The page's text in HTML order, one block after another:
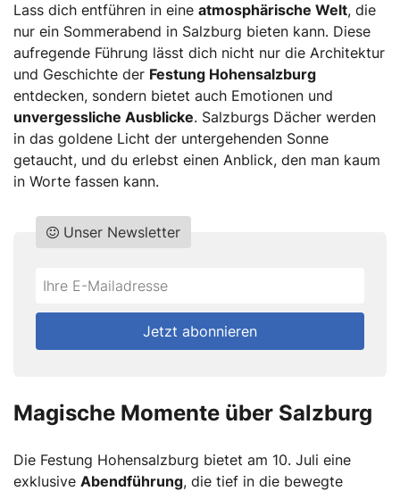
Lass dich entführen in eine atmosphärische Welt, die
nur ein Sommerabend in Salzburg bieten kann. Diese
aufregende Führung lässt dich nicht nur die Architektur
und Geschichte der Festung Hohensalzburg
entdecken, sondern bietet auch Emotionen und
unvergessliche Ausblicke. Salzburgs Dächer werden
in das goldene Licht der untergehenden Sonne
getaucht, und du erlebst einen Anblick, den man kaum
in Worte fassen kann.
Do
fill
Unser Newsletter
*Ihre
Mailadresse:
Jetzt abonnieren
Magische Momente über Salzburg
Die Festung Hohensalzburg bietet am 10. Juli eine
exklusive Abendführung, die tief in die bewegte